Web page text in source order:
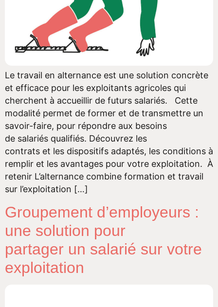
Le travail en alternance est une solution concrète
et efficace pour les exploitants agricoles qui
cherchent à accueillir de futurs salariés. Cette
modalité permet de former et de transmettre un
savoir-faire, pour répondre aux besoins
de salariés qualifiés. Découvrez les
contrats et les dispositifs adaptés, les conditions à
remplir et les avantages pour votre exploitation. À
retenir L’alternance combine formation et travail
sur l’exploitation […]
Groupement d’employeurs :
une solution pour
partager un salarié sur votre
exploitation